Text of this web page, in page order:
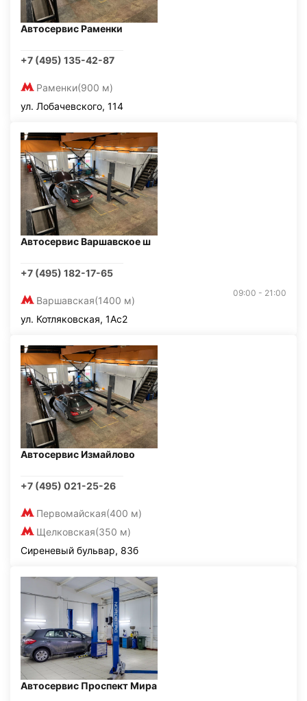
Автосервис Раменки
+7 (495) 135-42-87
Раменки(900 м)
ул. Лобачевского, 114
Автосервис Варшавское ш
+7 (495) 182-17-65
Варшавская(1400 м)
09:00 - 21:00
ул. Котляковская, 1Ас2
Автосервис Измайлово
+7 (495) 021-25-26
Первомайская(400 м)
Щелковская(350 м)
Сиреневый бульвар, 83б
Автосервис Проспект Мира